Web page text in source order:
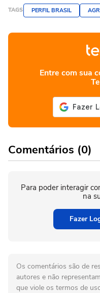
TAGS PERFIL BRASIL
Entre com sua
Comentários (0)
Para poder interagir
na
Fazer
Os comentários são de
autores e não
que viole os termos de